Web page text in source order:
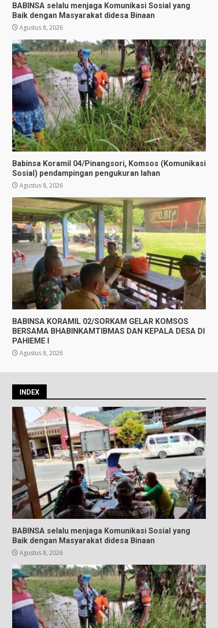
BABINSA selalu menjaga Komunikasi Sosial yang
Baik dengan Masyarakat didesa Binaan
Agustus 8, 2026
Babinsa Koramil 04/Pinangsori, Komsos (Komunikasi
Sosial) pendampingan pengukuran lahan
Agustus 8, 2026
BABINSA KORAMIL 02/SORKAM GELAR KOMSOS
BERSAMA BHABINKAMTIBMAS DAN KEPALA DESA DI
PAHIEME I
Agustus 8, 2026
INDEX
BABINSA selalu menjaga Komunikasi Sosial yang
Baik dengan Masyarakat didesa Binaan
Agustus 8, 2026